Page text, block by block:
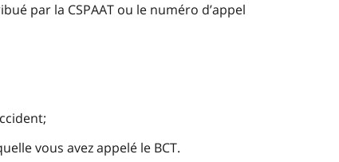
par la CSPAAT ou le numéro d’appel
vous avez appelé le BCT.